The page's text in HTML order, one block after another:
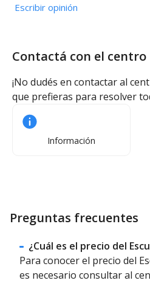
Escribir opinión
Contactá con el centro
¡No dudés en contactar al
que prefieras para resolver
Información
Preguntas frecuentes
¿Cuál es el precio del
Para conocer el precio del
es necesario consultar al